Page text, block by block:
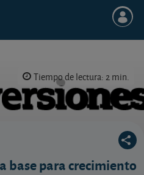
Tiempo de lectura: 2 min.
base para crecimiento